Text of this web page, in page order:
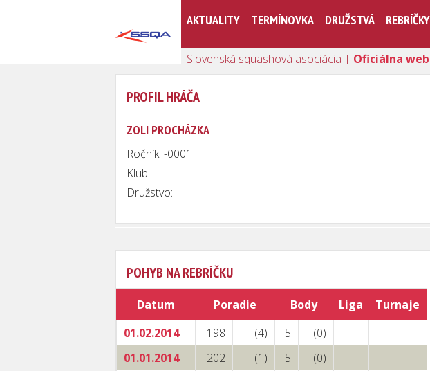
AKTUALITY TERMÍNOVKA DRUŽSTVÁ REBRÍČKY
Slovenská squashová asociácia | Oficiálna
PROFIL HRÁČA
ZOLI PROCHÁZKA
Ročník: -0001
Klub:
Družstvo:
POHYB NA REBRÍČKU
Datum Poradie Body Liga
Turnaje
01.02.2014
198 (4) 5
(0)
01.01.2014
202 (1) 5
(0)